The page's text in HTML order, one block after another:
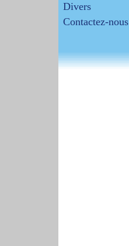
Divers
Contactez-nous